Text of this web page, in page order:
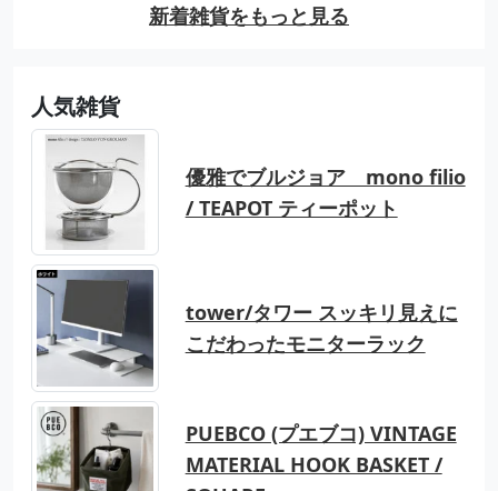
新着雑貨をもっと見る
人気雑貨
優雅でブルジョア mono filio
/ TEAPOT ティーポット
tower/タワー スッキリ見えに
こだわったモニターラック
PUEBCO (プエブコ) VINTAGE
MATERIAL HOOK BASKET /